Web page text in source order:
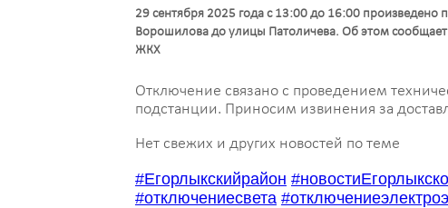
29 сентября 2025 года с 13:00 до 16:00 произведено
Ворошилова до улицы Патоличева. Об этом
ЖКХ
Отключение связано с проведением
подстанции. Приносим извинения за
Нет свежих и других новостей по теме
#Егорлыкскийрайон
#отключениесвета